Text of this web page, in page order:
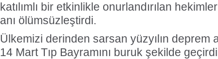
katılımlı bir etkinlikle onurlandırılan
anı ölümsüzleştirdi.
Ülkemizi derinden sarsan yüzyılın deprem
14 Mart Tıp Bayramını buruk şekilde